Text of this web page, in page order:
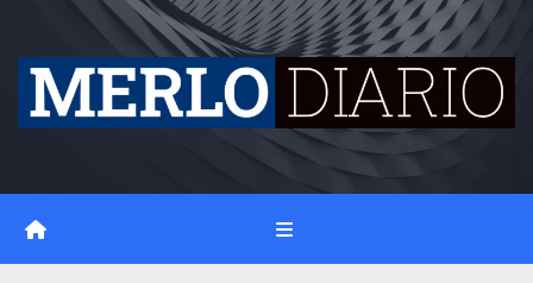
content